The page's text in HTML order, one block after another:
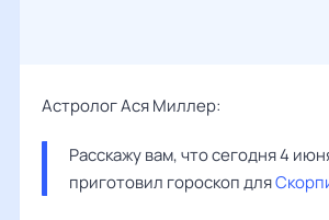
Астролог Ася Миллер:
Расскажу вам, что сегодня 4
приготовил гороскоп для